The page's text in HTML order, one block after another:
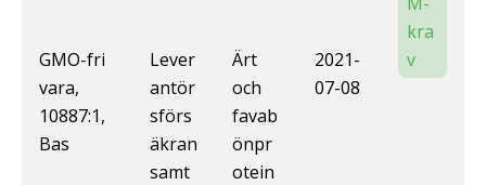
GMO-fri
vara,
10887:1,
Bas
Lever
antör
sförs
äkran
samt
Ärt
och
favab
önpr
otein
2021-
07-08
kra
v